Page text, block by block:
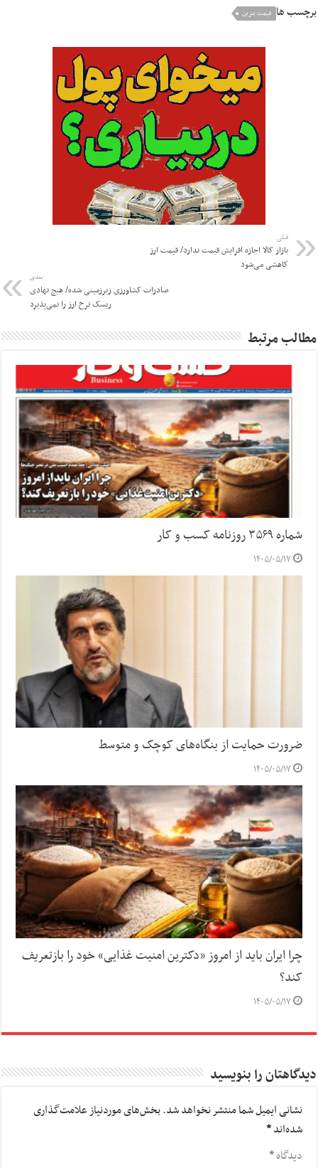
برچسب ها قیمت بنزین
قبلی
بازار کالا اجازه افزایش قیمت ندارد/ قیمت ارز
کاهشی می‌شود
بعدی
صادرات کشاورزی زیرزمینی شده/ هیچ نهادی
ریسک نرخ ارز را نمی‌پذیرد
مطالب مرتبط
شماره ۳۵۶۹ روزنامه کسب و کار
۱۴۰۵/۰۵/۱۷
ضرورت حمایت از بنگاه‌های کوچک و متوسط
۱۴۰۵/۰۵/۱۷
چرا ایران باید از امروز «دکترین امنیت غذایی» خود را بازتعریف
کند؟
۱۴۰۵/۰۵/۱۷
دیدگاهتان را بنویسید
نشانی ایمیل شما منتشر نخواهد شد.بخش‌های موردنیاز علامت‌گذاری
شده‌اند*
دیدگاه*